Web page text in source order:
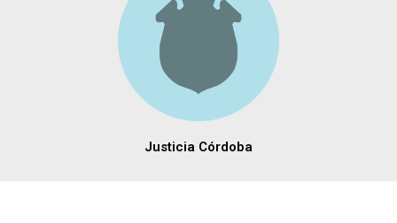
Justicia Córdoba